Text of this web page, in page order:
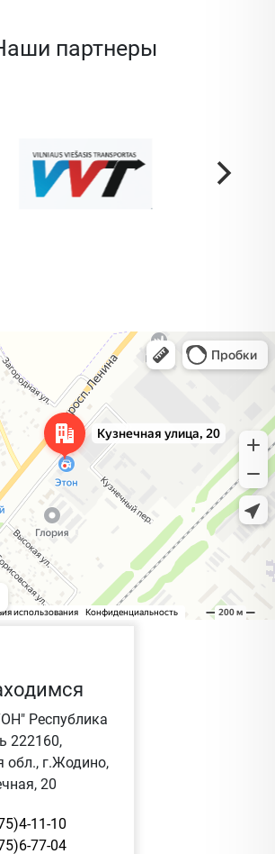
партнеры
Карты
Республика
222160,
обл., г.Жодино,
20
11-10
77-04